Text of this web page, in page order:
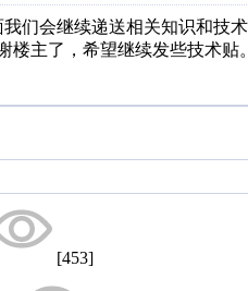
们会继续递送相关知识和技
楼主了，希望继续发些技术贴
[453]